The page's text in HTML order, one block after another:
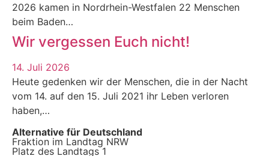
2026 kamen in Nordrhein-Westfalen 22 Menschen
beim Baden…
Wir vergessen Euch nicht!
14. Juli 2026
Heute gedenken wir der Menschen, die in der Nacht
vom 14. auf den 15. Juli 2021 ihr Leben verloren
haben,…
Alternative für Deutschland
Fraktion im Landtag NRW
Platz des Landtags 1